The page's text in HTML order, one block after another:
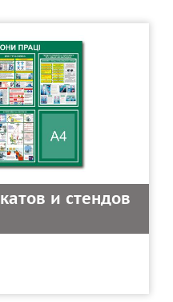
и стендов